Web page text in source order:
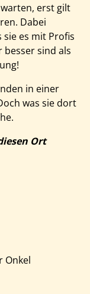
erst gilt
Dabei
es mit Profis
sind als
in einer
was sie dort
Ort